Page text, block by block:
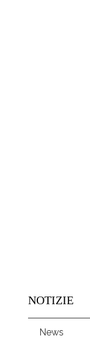
NOTIZIE
News